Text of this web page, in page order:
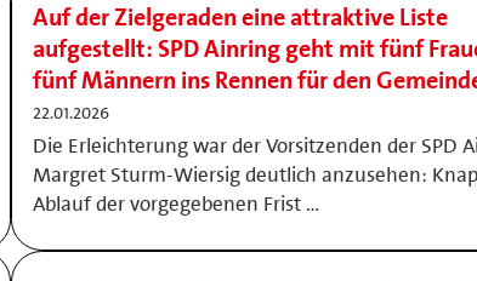
Auf der Zielgeraden eine attraktive Liste
aufgestellt: SPD Ainring geht mit fünf
fünf Männern ins Rennen für den
22.01.2026
Die Erleichterung war der Vorsitzenden der SPD
Margret Sturm-Wiersig deutlich anzusehen:
Ablauf der vorgegebenen Frist …